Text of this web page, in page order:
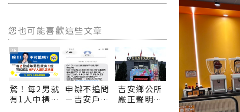
您也可能喜歡這些文章
驚！每2男就
有1人中標？
PR
申辦不追問
－吉安戶政
吉安鄉公所
嚴正聲明：